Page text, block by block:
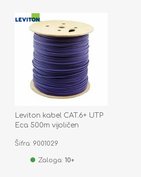
Leviton kabel CAT.6+ UTP
Eca 500m vijoličen
Šifra: 9001029
Zaloga: 10+